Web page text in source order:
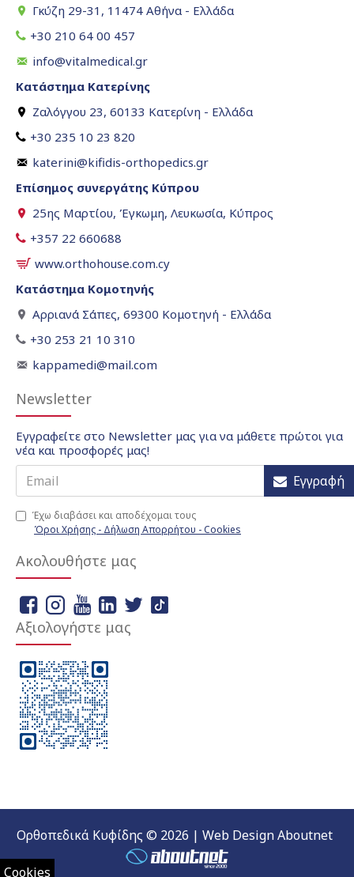
Cookies
Γκύζη 29-31, 11474 Αθήνα - Ελλάδα
+30 210 64 00 457
info@vitalmedical.gr
Κατάστημα Κατερίνης
Ζαλόγγου 23, 60133 Κατερίνη - Ελλάδα
+30 235 10 23 820
katerini@kifidis-orthopedics.gr
Επίσημος συνεργάτης Κύπρου
25ης Μαρτίου, Έγκωμη, Λευκωσία, Κύπρος
+357 22 660688
www.orthohouse.com.cy
Κατάστημα Κομοτηνής
Αρριανά Σάπες, 69300 Κομοτηνή - Ελλάδα
+30 253 21 10 310
kappamedi@mail.com
Newsletter
Εγγραφείτε στο Newsletter μας για να μάθετε πρώτοι για
νέα και προσφορές μας!
Εγγραφή
Έχω διαβάσει και αποδέχομαι τους
Όροι Χρήσης - Δήλωση Απορρήτου - Cookies
Ακολουθήστε μας
Αξιολογήστε μας
Ορθοπεδικά Κυφίδης © 2026 | Web Design Aboutnet